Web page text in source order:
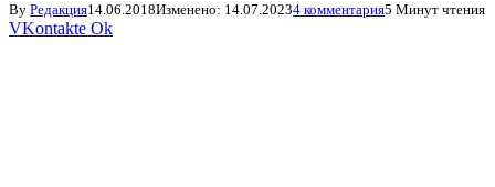
By Редакция14.06.2018Изменено: 14.07.20234 комментария5 Минут чтения
VKontakte Ok